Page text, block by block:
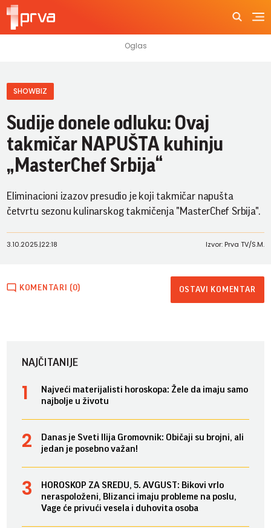
SHOWBIZ
Sudije donele odluku: Ovaj
takmičar NAPUŠTA kuhinju
„MasterChef Srbija“
Eliminacioni izazov presudio je koji takmičar napušta
četvrtu sezonu kulinarskog takmičenja "MasterChef Srbija".
3.10.2025.|22:18 Izvor: Prva TV/S.M.
KOMENTARI (0) OSTAVI KOMENTAR
NAJČITANIJE
Najveći materijalisti horoskopa: Žele da imaju samo
najbolje u životu
Danas je Sveti Ilija Gromovnik: Običaji su brojni, ali
jedan je posebno važan!
HOROSKOP ZA SREDU, 5. AVGUST: Bikovi vrlo
neraspoloženi, Blizanci imaju probleme na poslu,
Vage će privući vesela i duhovita osoba